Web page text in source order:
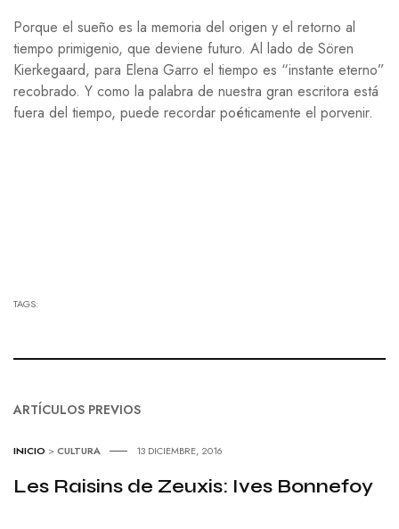
Porque el sueño es la memoria del origen y el retorno al
tiempo primigenio, que deviene futuro. Al lado de Sören
Kierkegaard, para Elena Garro el tiempo es “instante eterno”
recobrado. Y como la palabra de nuestra gran escritora está
fuera del tiempo, puede recordar poéticamente el porvenir.
TAGS:
ARTÍCULOS PREVIOS
INICIO >CULTURA 13 DICIEMBRE, 2016
Les Raisins de Zeuxis: Ives Bonnefoy